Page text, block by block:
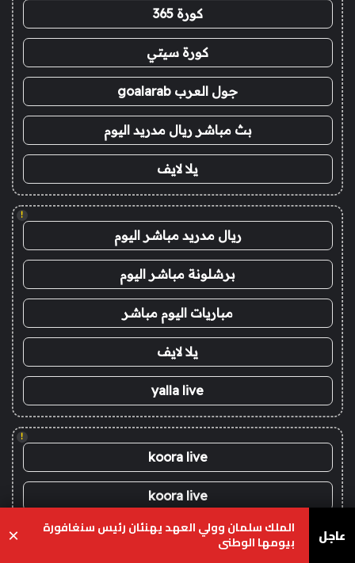
كورة 365
كورة سيتي
جول العرب goalarab
بث مباشر ريال مدريد اليوم
يلا لايف
!
ريال مدريد مباشر اليوم
برشلونة مباشر اليوم
مباريات اليوم مباشر
يلا لايف
yalla live
!
koora live
koora live
يلا شوت عاجل الملك سلمان وولي العهد يهنئان رئيس سنغافورة
بيومها الوطني ×